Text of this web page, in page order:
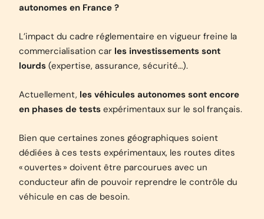
autonomes en France ?
L’impact du cadre réglementaire en vigueur freine la
commercialisation car les investissements sont
lourds (expertise, assurance, sécurité…).
Actuellement, les véhicules autonomes sont encore
en phases de tests expérimentaux sur le sol français.
Bien que certaines zones géographiques soient
dédiées à ces tests expérimentaux, les routes dites
« ouvertes » doivent être parcourues avec un
conducteur afin de pouvoir reprendre le contrôle du
véhicule en cas de besoin.